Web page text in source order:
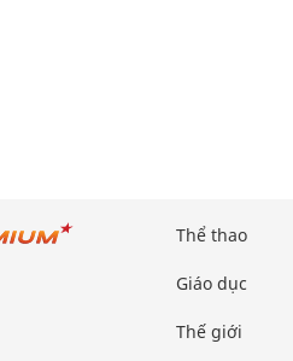
Thể thao
Giáo dục
Thế giới